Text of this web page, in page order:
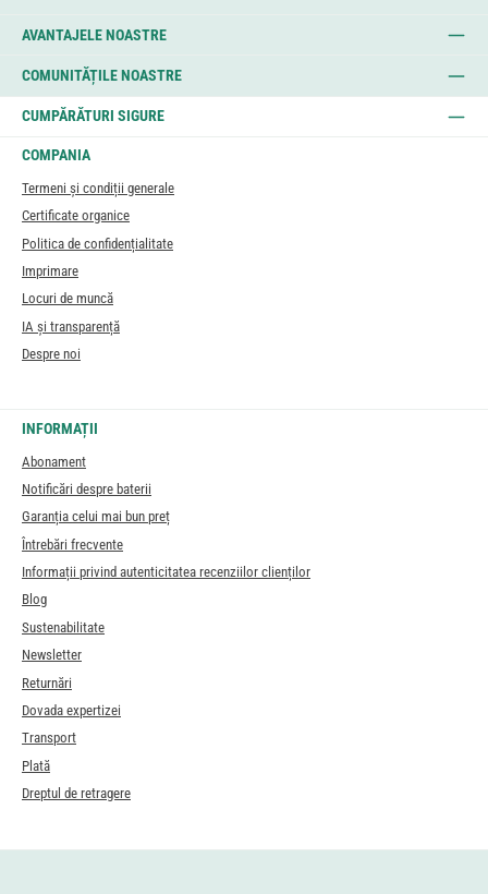
AVANTAJELE NOASTRE
COMUNITĂȚILE NOASTRE
CUMPĂRĂTURI SIGURE
COMPANIA
Termeni și condiții generale
Certificate organice
Politica de confidențialitate
Imprimare
Locuri de muncă
IA și transparență
Despre noi
INFORMAȚII
Abonament
Notificări despre baterii
Garanția celui mai bun preț
Întrebări frecvente
Informații privind autenticitatea recenziilor clienților
Blog
Sustenabilitate
Newsletter
Returnări
Dovada expertizei
Transport
Plată
Dreptul de retragere